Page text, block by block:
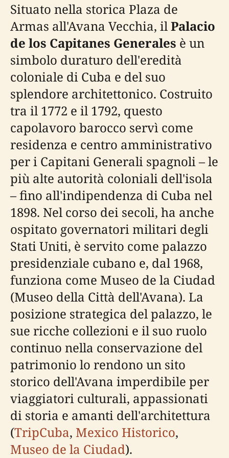
Situato nella storica Plaza de
Armas all'Avana Vecchia, ilPalacio
de los Capitanes Generales è un
simbolo duraturo dell'eredità
coloniale di Cuba e del suo
splendore architettonico. Costruito
tra il 1772 e il 1792, questo
capolavoro barocco servì come
residenza e centro amministrativo
per i Capitani Generali spagnoli – le
più alte autorità coloniali dell'isola
– fino all'indipendenza di Cuba nel
1898. Nel corso dei secoli, ha anche
ospitato governatori militari degli
Stati Uniti, è servito come palazzo
presidenziale cubano e, dal 1968,
funziona come Museo de la Ciudad
(Museo della Città dell'Avana). La
posizione strategica del palazzo, le
sue ricche collezioni e il suo ruolo
continuo nella conservazione del
patrimonio lo rendono un sito
storico dell'Avana imperdibile per
viaggiatori culturali, appassionati
di storia e amanti dell'architettura
(TripCuba, Mexico Historico,
Museo de la Ciudad).